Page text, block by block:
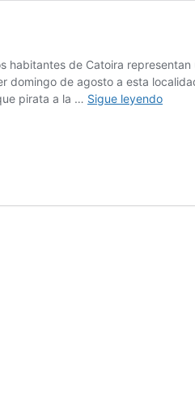
habitantes de Catoira
domingo de agosto a esta
pirata a la … Sigue leyendo